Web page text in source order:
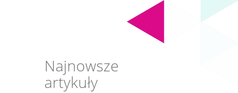
Najnowsze
artykuły